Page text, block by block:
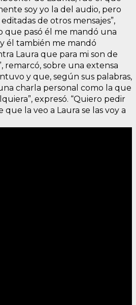
soy yo la del audio, pero
de otros mensajes”,
que pasó él me mandó una
él también me mandó
Laura que para mi son de
remarcó, sobre una extensa
y que, según sus palabras,
charla personal como la que
expresó. “Quiero pedir
que la veo a Laura se las voy a